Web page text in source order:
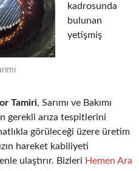
kadrosunda
bulunan
yetişmiş
Tamiri, Sarımı ve Bakımı
gerekli arıza tespitlerini
görüleceği üzere üretim
hareket kabiliyeti
ulaştırır. Bizleri Hemen Ara